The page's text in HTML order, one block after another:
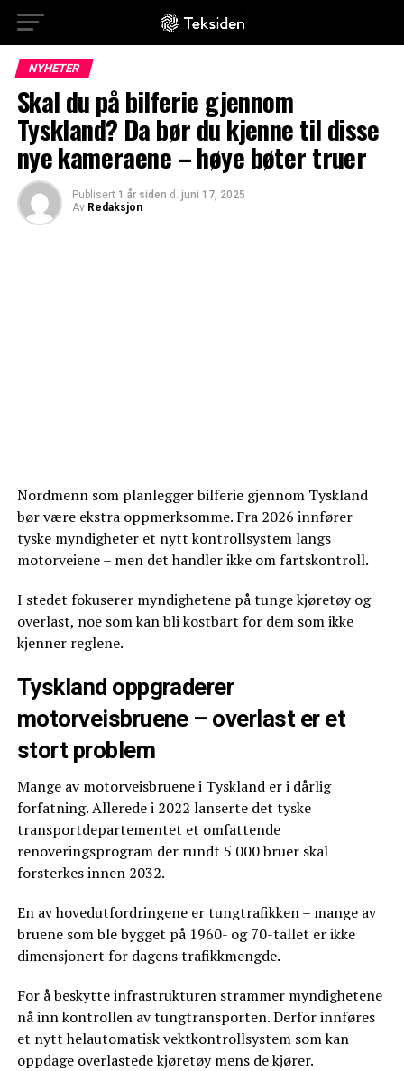
NYHETER
Skal du på bilferie gjennom
Tyskland? Da bør du kjenne til disse
nye kameraene – høye bøter truer
Publisert 1 år siden d. juni 17, 2025
Av Redaksjon
Nordmenn som planlegger bilferie gjennom Tyskland
bør være ekstra oppmerksomme. Fra 2026 innfører
tyske myndigheter et nytt kontrollsystem langs
motorveiene – men det handler ikke om fartskontroll.
I stedet fokuserer myndighetene på tunge kjøretøy og
overlast, noe som kan bli kostbart for dem som ikke
kjenner reglene.
Tyskland oppgraderer
motorveisbruene – overlast er et
stort problem
Mange av motorveisbruene i Tyskland er i dårlig
forfatning. Allerede i 2022 lanserte det tyske
transportdepartementet et omfattende
renoveringsprogram der rundt 5 000 bruer skal
forsterkes innen 2032.
En av hovedutfordringene er tungtrafikken – mange av
bruene som ble bygget på 1960- og 70-tallet er ikke
dimensjonert for dagens trafikkmengde.
For å beskytte infrastrukturen strammer myndighetene
nå inn kontrollen av tungtransporten. Derfor innføres
et nytt helautomatisk vektkontrollsystem som kan
oppdage overlastede kjøretøy mens de kjører.